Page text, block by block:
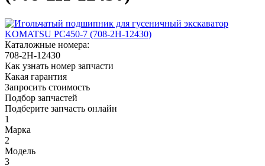
Каталожные номера:
708-2H-12430
Как узнать номер запчасти
Какая гарантия
Запросить стоимость
Подбор запчастей
Подберите запчасть онлайн
1
Марка
2
Модель
3